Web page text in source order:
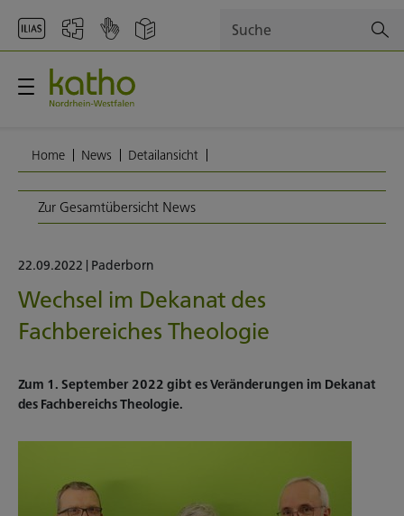
Home News Detailansicht
Zur Gesamtübersicht News
22.09.2022 Paderborn
Wechsel im Dekanat des
Fachbereiches Theologie
Zum 1. September 2022 gibt es Veränderungen im Dekanat
des Fachbereichs Theologie.